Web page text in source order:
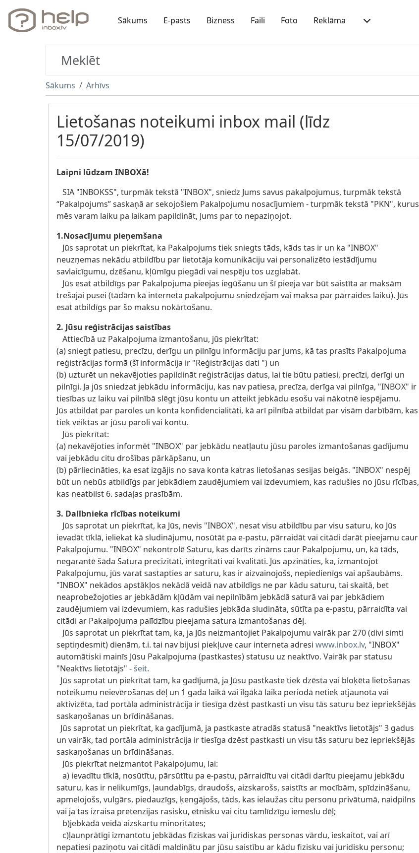
Sākums E-pasts Bizness Faili Foto Reklāma
Sākums Arhīvs
Lietošanas noteikumi inbox mail (līdz
15/07/2019)
Laipni lūdzam INBOXā!
SIA "INBOKSS", turpmāk tekstā "INBOX", sniedz Jums savus pakalpojumus, turpmāk tekstā
“Pakalpojums” saskaņā ar sekojošiem Pakalpojumu nosacījumiem - turpmāk tekstā "PKN", kurus
mēs varam laiku pa laikam papildināt, Jums par to nepaziņojot.
1.Nosacījumu pieņemšana
Jūs saprotat un piekrītat, ka Pakalpojums tiek sniegts tāds, kāds tas ir un ka "INBOX"
neuzņemas nekādu atbildību par lietotāja komunikāciju vai personalizēto iestādījumu
savlaicīgumu, dzēšanu, kļūmīgu piegādi vai nespēju tos uzglabāt.
Jūs esat atbildīgs par Pakalpojuma pieejas iegūšanu un šī pieeja var būt saistīta ar maksām
trešajai pusei (tādām kā interneta pakalpojumu sniedzējam vai maksa par pārraides laiku). Jūs
esat atbildīgs par šo maksu nokārtošanu.
2. Jūsu reģistrācijas saistības
Attiecībā uz Pakalpojuma izmantošanu, jūs piekrītat:
(a) sniegt patiesu, precīzu, derīgu un pilnīgu informāciju par jums, kā tas prasīts Pakalpojuma
reģistrācijas formā (šī informācija ir "Reģistrācijas dati ") un
(b) uzturēt un nekavējoties papildināt reģistrācijas datus, lai tie būtu patiesi, precīzi, derīgi un
pilnīgi. Ja jūs sniedzat jebkādu informāciju, kas nav patiesa, precīza, derīga vai pilnīga, "INBOX" ir
tiesības uz laiku vai pilnībā slēgt jūsu kontu un atteikt jebkādu esošu vai nākotnē iespējamu.
Jūs atbildat par paroles un konta konfidencialitāti, kā arī pilnībā atbildat par visām darbībām, kas
tiek veiktas ar jūsu paroli vai kontu.
Jūs piekrītat:
(a) nekavējoties informēt "INBOX" par jebkādu neatļautu jūsu paroles izmantošanas gadījumu
vai jebkādu citu drošības pārkāpšanu, un
(b) pārliecināties, ka esat izgājis no sava konta katras lietošanas sesijas beigās. "INBOX" nespēj
būt un nebūs atbildīgs par jebkādiem zaudējumiem vai izdevumiem, kas radušies no jūsu rīcības,
kas neatbilst 6. sadaļas prasībām.
3. Dalībnieka rīcības noteikumi
Jūs saprotat un piekrītat, ka Jūs, nevis "INBOX", nesat visu atbildību par visu saturu, ko Jūs
ievadāt tīklā, ieliekat kā sludinājumu, nosūtāt pa e-pastu, pārraidāt vai citādi darāt pieejamu caur
Pakalpojumu. "INBOX" nekontrolē Saturu, kas darīts zināms caur Pakalpojumu, un, kā tāds,
negarantē šāda Satura precizitāti, integritāti vai kvalitāti. Jūs apzināties, ka, izmantojot
Pakalpojumu, jūs varat sastapties ar saturu, kas ir aizvainojošs, nepiedienīgs vai apšaubāms.
"INBOX" nekādos apstākļos nekādā veidā nav atbildīgs ne par kādu saturu, tai skaitā, bet
neaprobežojoties ar jebkādām kļūdām vai nepilnībām jebkādā saturā vai par jebkādiem
zaudējumiem vai izdevumiem, kas radušies jebkāda sludināta, sūtīta pa e-pastu, pārraidīta vai
citādi ar Pakalpojuma palīdzību pieejama satura izmantošanas dēļ.
Jūs saprotat un piekrītat tam, ka, ja Jūs neizmantojiet Pakalpojumu vairāk par 270 (divi simti
septiņdesmit) dienām, t.i. tai nav bijusi piekļuve caur interneta adresi www.inbox.lv, "INBOX"
automātiski mainīs Jūsu Pakalpojuma (pastkastes) statusu uz neaktīvo. Vairāk par statusu
"Neaktīvs lietotājs" -šeit.
Jūs saprotat un piekrītat tam, ka gadījumā, ja Jūsu pastkaste tiek dzēsta vai bloķēta lietošanas
noteikumu neievērošanas dēļ un 1 gada laikā vai ilgākā laika periodā netiek atjaunota vai
aktivizēta, tad portāla administrācija ir tiesīga dzēst pastkasti un visu tās saturu bez iepriekšējās
saskaņošanas un brīdināšanas.
Jūs saprotat un piekrītat, ka gadījumā, ja pastkaste atradās statusā "neaktīvs lietotājs" 3 gadus
un vairāk, tad portāla administrācija ir tiesīga dzēst pastkasti un visu tās saturu bez iepriekšējās
saskaņošanas un brīdināšanas.
Jūs piekrītat neizmantot Pakalpojumu, lai:
a) ievadītu tīklā, nosūtītu, pārsūtītu pa e-pastu, pārraidītu vai citādi darītu pieejamu jebkādu
saturu, kas ir nelikumīgs, ļaundabīgs, draudošs, aizskarošs, saistīts ar mocībām, spīdzināšanu,
apmelojošs, vulgārs, piedauzīgs, ķengājošs, tāds, kas ielaužas citu personu privātumā, naidpilns
vai ja tas izraisa pretenzijas rasisku, etnisku vai citu tamlīdzīgu iemeslu dēļ;
b)jebkādā veidā aizskartu minoritātes;
c)ļaunprātīgi izmantotu jebkādas fiziskas vai juridiskas personas vārdu, ieskaitot, vai arī
nepatiesi paziņotu vai citādi maldinātu par jūsu saistību ar kādu fizisku vai juridisku personu;